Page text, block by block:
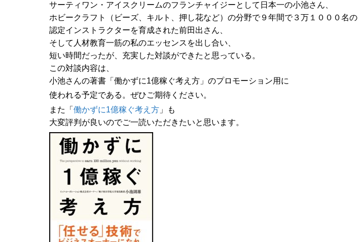
サーティワン・アイスクリームのフランチャイジーとして日本一の小池さん、
ホビークラフト（ビーズ、キルト、押し花など）の分野で９年間で３万１０００名の
認定インストラクターを育成された前田出さん、
そして人材教育一筋の私のエッセンスを出し合い、
短い時間だったが、充実した対談ができたと思っている。
この対談内容は、
小池さんの著書「働かずに1億稼ぐ考え方」のプロモーション用に
使われる予定である。ぜひご期待ください。
また「 働かずに1億稼ぐ考え方 」も
大変評判が良いのでご一読いただきたいと思います。